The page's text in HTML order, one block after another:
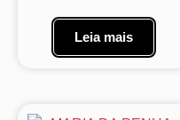
Leia mais